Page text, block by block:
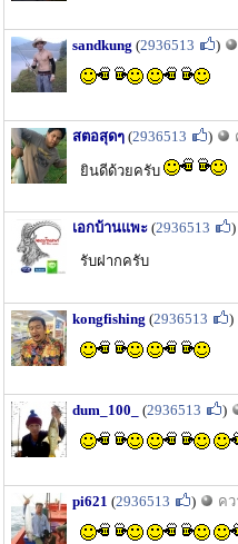
sandkung (2936513 )
สตอสุดๆ (2936513 )
ยินดีด้วยครับ
เอกบ้านแพะ (2936513 )
รับฝากครับ
kongfishing (2936513 )
dum_100_ (2936513 )
pi621 (2936513 ) คว